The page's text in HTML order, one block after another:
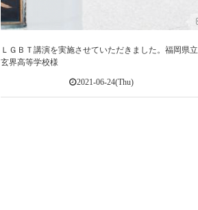
ＬＧＢＴ講演を実施させていただきました。福岡県立
玄界高等学校様
2021-06-24(Thu)